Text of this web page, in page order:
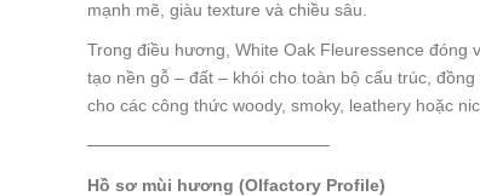
mạnh mẽ, giàu texture và chiều sâu.
Trong điều hương, White Oak Fleuressence đóng
tạo nền gỗ – đất – khói cho toàn bộ cấu trúc,
cho các công thức woody, smoky, leathery hoặc
────────────────────
Hồ sơ mùi hương (Olfactory Profile)